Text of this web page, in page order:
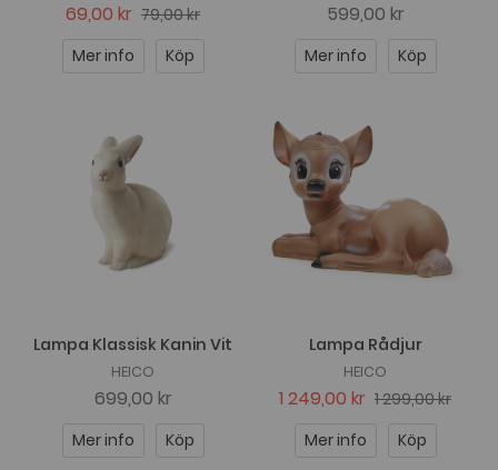
69,00 kr 79,00 kr
Mer info
Köp
599,00 kr
Mer info Köp
Lampa Klassisk Kanin Vit
HEICO
699,00 kr
Mer info Köp
Lampa Rådjur
HEICO
1 249,00 kr 1 299,00 kr
Mer info
Köp